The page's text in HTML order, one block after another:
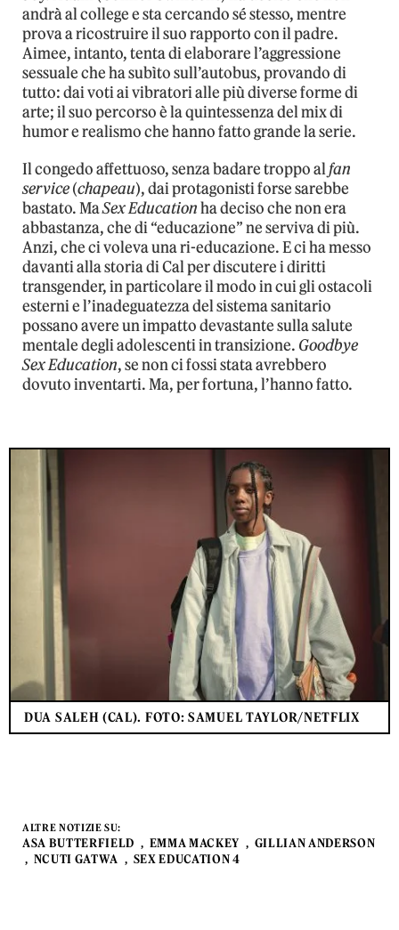
andrà al college e sta cercando sé stesso, mentre
prova a ricostruire il suo rapporto con il padre.
Aimee, intanto, tenta di elaborare l’aggressione
sessuale che ha subìto sull’autobus, provando di
tutto: dai voti ai vibratori alle più diverse forme di
arte; il suo percorso è la quintessenza del mix di
humor e realismo che hanno fatto grande la serie.
Il congedo affettuoso, senza badare troppo alfan
service(chapeau), dai protagonisti forse sarebbe
bastato. MaSex Educationha deciso che non era
abbastanza, che di “educazione” ne serviva di più.
Anzi, che ci voleva una ri-educazione. E ci ha messo
davanti alla storia di Cal per discutere i diritti
transgender, in particolare il modo in cui gli ostacoli
esterni e l’inadeguatezza del sistema sanitario
possano avere un impatto devastante sulla salute
mentale degli adolescenti in transizione. Goodbye
Sex Education, se non ci fossi stata avrebbero
dovuto inventarti. Ma, per fortuna, l’hanno fatto.
DUA SALEH (CAL). FOTO: SAMUEL TAYLOR/NETFLIX
ALTRE NOTIZIE SU:
ASA BUTTERFIELD EMMA MACKEY
GILLIAN ANDERSON
NCUTI GATWA
SEX EDUCATION 4